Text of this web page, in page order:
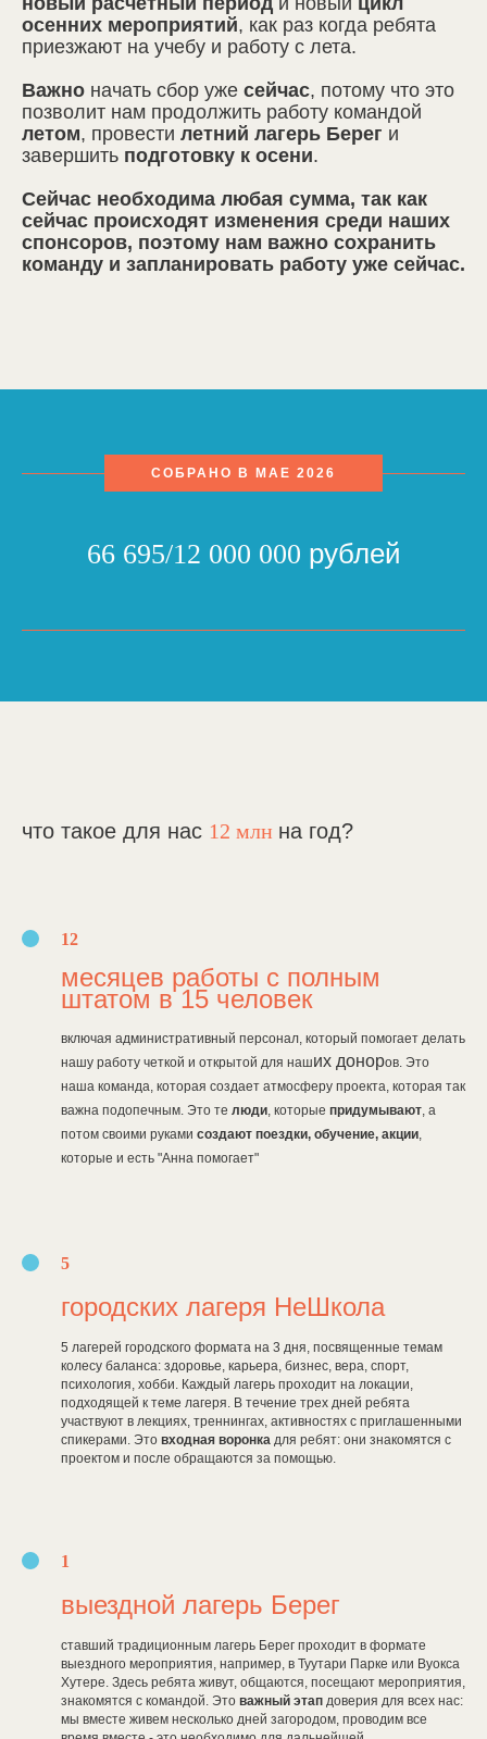
осенних мероприятий, как раз когда ребята
приезжают на учебу и работу с лета.
Важно начать сбор уже сейчас, потому что это
позволит нам продолжить работу командой
летом, провести летний лагерь Берег и
завершить подготовку к осени.
Сейчас необходима любая сумма, так как
сейчас происходят изменения среди наших
спонсоров, поэтому нам важно сохранить
команду и запланировать работу уже сейчас.
СОБРАНО В МАЕ 2026
66 695/12 000 000 рублей
что такое для нас 12 млн на год?
12
месяцев работы с полным
штатом в 15 человек
включая административный персонал, который помогает делать
нашу работу четкой и открытой для наших доноров. Это
наша команда, которая создает атмосферу проекта, которая так
важна подопечным. Это те люди, которые придумывают, а
потом своими руками создают поездки, обучение, акции,
которые и есть "Анна помогает"
5
городских лагеря НеШкола
5 лагерей городского формата на 3 дня, посвященные темам
колесу баланса: здоровье, карьера, бизнес, вера, спорт,
психология, хобби. Каждый лагерь проходит на локации,
подходящей к теме лагеря. В течение трех дней ребята
участвуют в лекциях, треннингах, активностях с приглашенными
спикерами. Это входная воронка для ребят: они знакомятся с
проектом и после обращаются за помощью.
1
выездной лагерь Берег
ставший традиционным лагерь Берег проходит в формате
выездного мероприятия, например, в Туутари Парке или Вуокса
Хутере. Здесь ребята живут, общаются, посещают мероприятия,
знакомятся с командой. Это важный этап доверия для всех нас:
мы вместе живем несколько дней загородом, проводим все